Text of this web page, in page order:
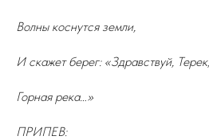
Волны коснутся земли,
И скажет берег: «Здравствуй, Терек,
Горная река…»
ПРИПЕВ: